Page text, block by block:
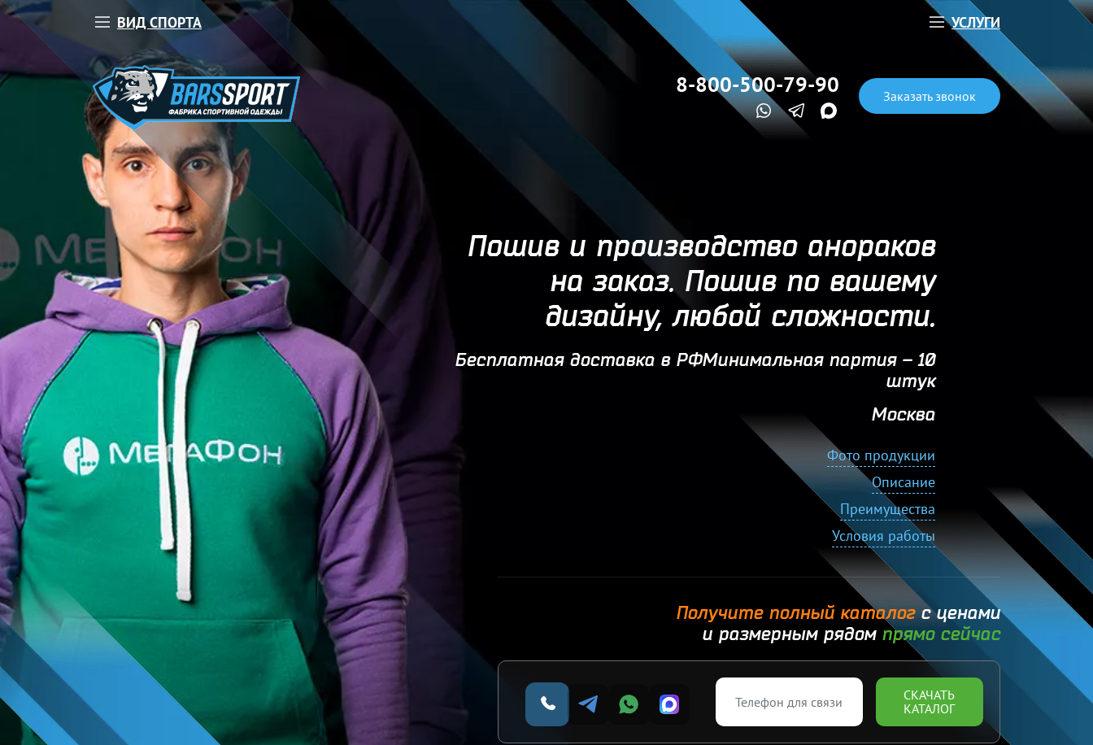
ВИД СПОРТА УСЛУГИ
8-800-500-79-90 Заказать звонок
Пошив и производство анораков
на заказ. Пошив по вашему
дизайну, любой сложности.
Бесплатная доставка в РФМинимальная партия – 10
штук
Москва
Фото продукции
Описание
Преимущества
Условия работы
Получите полный каталогс ценами
и размерным рядом прямо сейчас
СКАЧАТЬ
КАТАЛОГ